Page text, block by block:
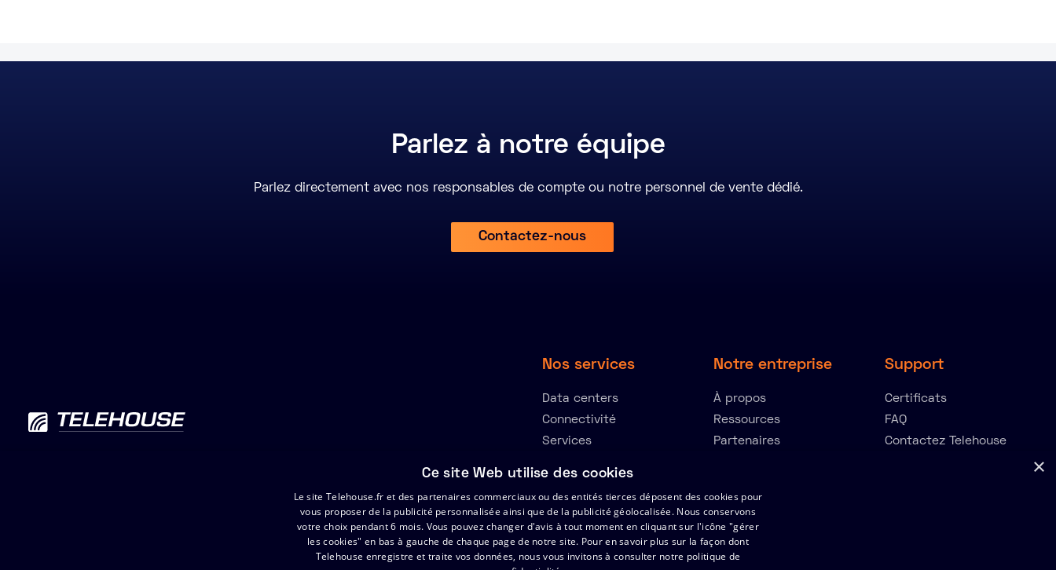
Parlez à notre équipe
Parlez directement avec nos responsables de compte ou notre personnel de vente dédié.
Contactez-nous
Nos services
Data centers
Connectivité
Services
Notre entreprise
À propos
Ressources
Partenaires
Support
Certificats
FAQ
Contactez Telehouse
×
Ce site Web utilise des cookies
Le site Telehouse.fr et des partenaires commerciaux ou des entités tierces déposent des cookies pour
vous proposer de la publicité personnalisée ainsi que de la publicité géolocalisée. Nous conservons
votre choix pendant 6 mois. Vous pouvez changer d'avis à tout moment en cliquant sur l'icône "gérer
les cookies" en bas à gauche de chaque page de notre site. Pour en savoir plus sur la façon dont
Telehouse enregistre et traite vos données, nous vous invitons à consulter notre politique de